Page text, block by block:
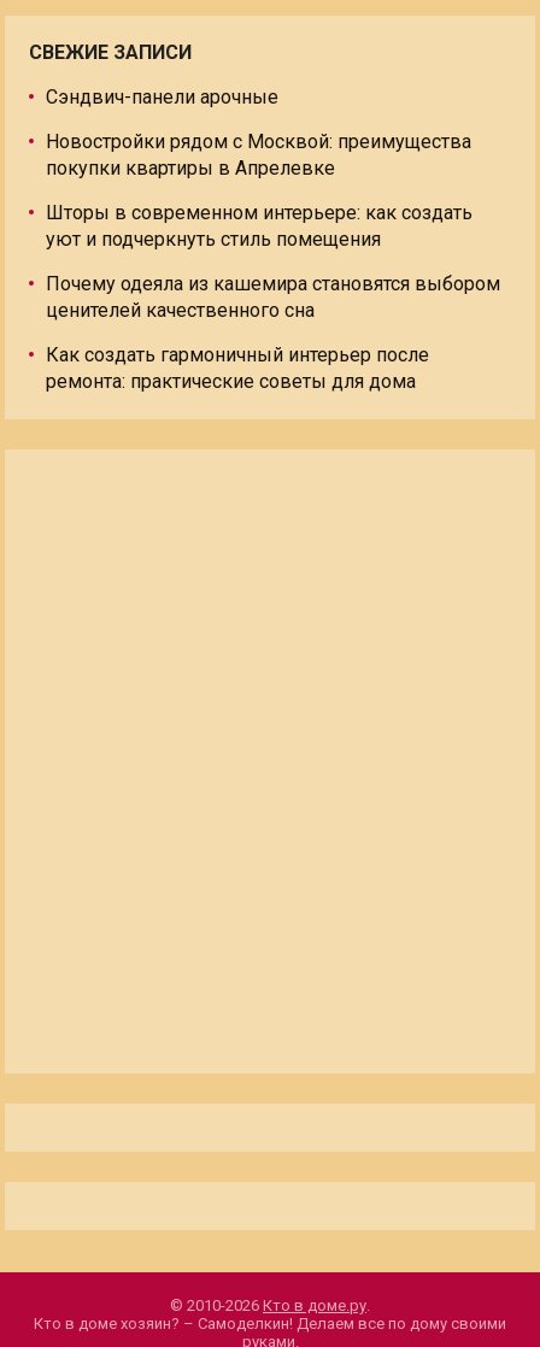
СВЕЖИЕ ЗАПИСИ
Сэндвич-панели арочные
Новостройки рядом с Москвой: преимущества
покупки квартиры в Апрелевке
Шторы в современном интерьере: как создать
уют и подчеркнуть стиль помещения
Почему одеяла из кашемира становятся выбором
ценителей качественного сна
Как создать гармоничный интерьер после
ремонта: практические советы для дома
© 2010-2026 Кто в доме.ру.
Кто в доме хозяин? – Самоделкин! Делаем все по дому своими
руками.